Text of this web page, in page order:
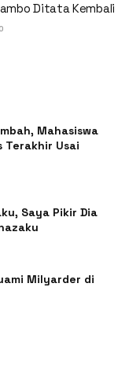
Ditata Kembali
0
Mahasiswa
Terakhir Usai
Saya Pikir Dia
Milyarder di